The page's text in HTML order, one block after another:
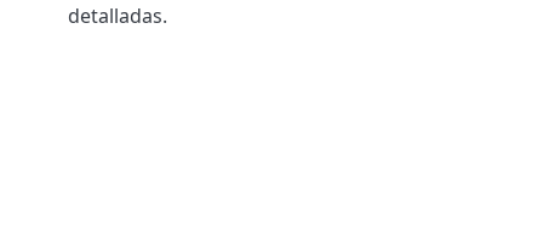
detalladas.